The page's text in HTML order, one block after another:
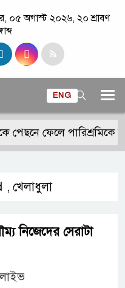
০৫ অগাস্ট ২০২৬, ২০ শ্রাবণ
ENG
ফেলে পারিশ্রমিকে
, খেলাধুলা
নিজেদের সেরাটা